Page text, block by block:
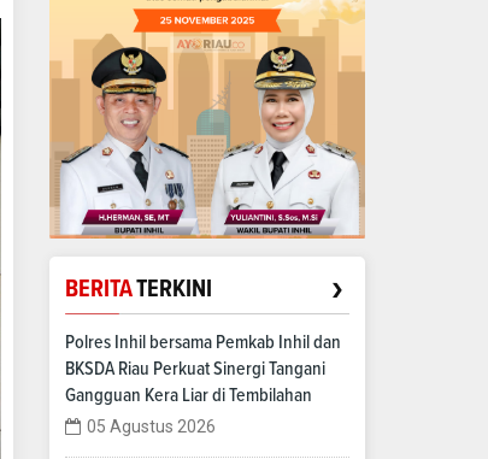
BERITATERKINI ›
Polres Inhil bersama Pemkab Inhil dan
BKSDA Riau Perkuat Sinergi Tangani
Gangguan Kera Liar di Tembilahan
05 Agustus 2026